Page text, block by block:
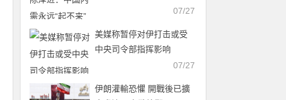
07/27
美媒称暂停对伊打击或受
中央司令部指挥影响
07/27
伊朗灌輸恐懼 開戰後已擴